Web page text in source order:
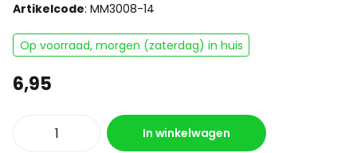
Artikelcode: MM3008-14
Op voorraad, morgen (zaterdag) in huis
6,95
In winkelwagen